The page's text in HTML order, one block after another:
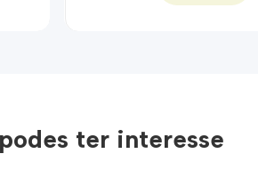
ter interesse